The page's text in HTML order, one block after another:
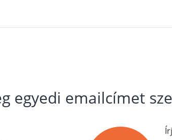
egyedi emailcímet